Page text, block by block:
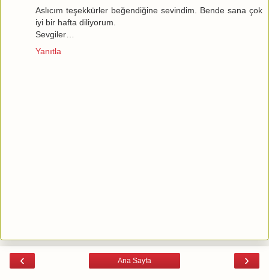
Aslıcım teşekkürler beğendiğine sevindim. Bende sana çok
iyi bir hafta diliyorum.
Sevgiler…
Yanıtla
‹ ›
Ana Sayfa